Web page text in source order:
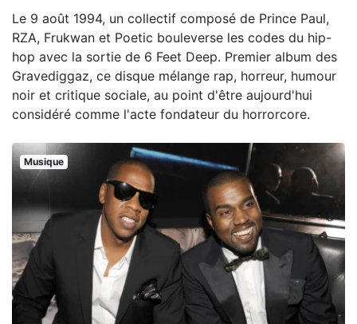
Le 9 août 1994, un collectif composé de Prince Paul,
RZA, Frukwan et Poetic bouleverse les codes du hip-
hop avec la sortie de 6 Feet Deep. Premier album des
Gravediggaz, ce disque mélange rap, horreur, humour
noir et critique sociale, au point d'être aujourd'hui
considéré comme l'acte fondateur du horrorcore.
Musique